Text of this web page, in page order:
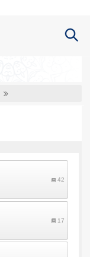
42
17